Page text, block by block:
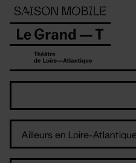
Panneau de gestion des cookies